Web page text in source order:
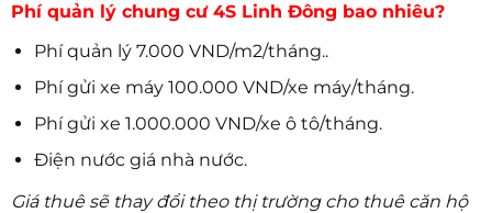
Phí quản lý chung cư 4S Linh Đông bao nhiêu?
Phí quản lý 7.000 VND/m2/tháng..
Phí gửi xe máy 100.000 VND/xe máy/tháng.
Phí gửi xe 1.000.000 VND/xe ô tô/tháng.
Điện nước giá nhà nước.
Giá thuê sẽ thay đổi theo thị trường cho thuê căn hộ